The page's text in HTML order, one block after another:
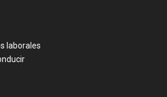
laborales